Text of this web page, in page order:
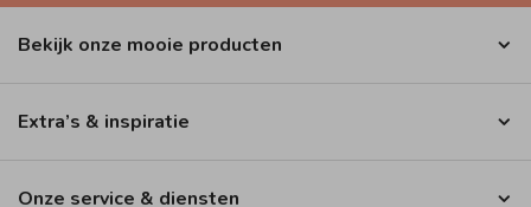
Bekijk onze mooie producten
Extra’s & inspiratie
Onze service & diensten